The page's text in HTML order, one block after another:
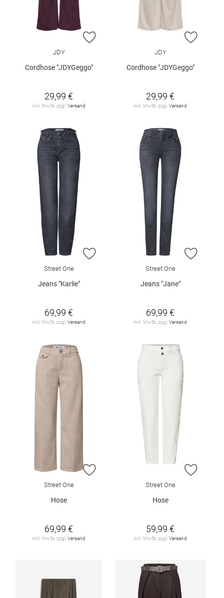
ZUR WUNSCHLISTE HINZUFÜGEN
JDY
Cordhose "JDYGeggo"
29,99 €
inkl. MwSt. zzgl.Versand
ZUR
JDY
Cordhose "JDYGeggo"
29,99 €
inkl. MwSt. zzgl.Versand
ZUR WUNSCHLISTE HINZUFÜGEN
Street One
Jeans "Karlie"
69,99 €
inkl. MwSt. zzgl.Versand
ZUR
Street One
Jeans "Jane"
69,99 €
inkl. MwSt. zzgl.Versand
ZUR WUNSCHLISTE HINZUFÜGEN
Street One
Hose
69,99 €
inkl. MwSt. zzgl. Versand
ZUR
Street One
Hose
59,99 €
inkl. MwSt. zzgl. Versand